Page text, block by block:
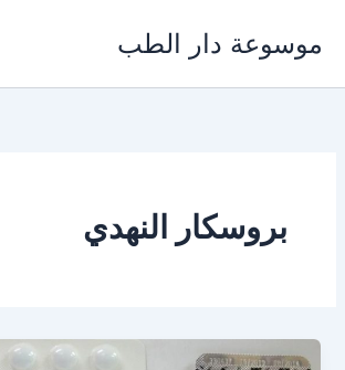
المحتوى
موسوعة دار الطب
بروسكار النهدي